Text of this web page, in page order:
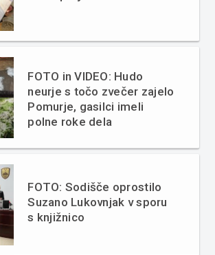
FOTO in VIDEO: Hudo
neurje s točo zvečer zajelo
Pomurje, gasilci imeli
polne roke dela
FOTO: Sodišče oprostilo
Suzano Lukovnjak v sporu
s knjižnico